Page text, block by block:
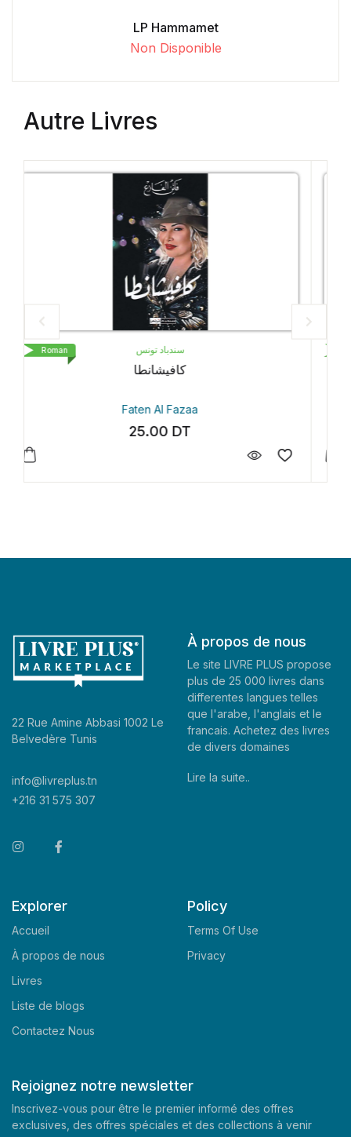
LP Hammamet
Non Disponible
Autre Livres
LIVRE DE POCHE
Petit Pays
Gaël Faye
35.30
22 Rue Amine Abbasi 1002 Le
Belvedère Tunis
info@livreplus.tn
+216 31 575 307
À propos de nous
Le site LIVRE PLUS propose
plus de 25 000 livres dans
differentes langues telles
que l'arabe, l'anglais et le
francais. Achetez des livres
de divers domaines
Lire la suite..
Explorer
Accueil
À propos de nous
Livres
Liste de blogs
Contactez Nous
Policy
Terms Of Use
Privacy
Rejoignez notre newsletter
Inscrivez-vous pour être le premier informé des offres
exclusives, des offres spéciales et des collections à venir